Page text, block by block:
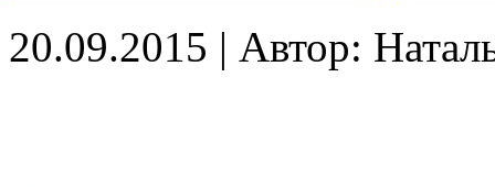
20.09.2015 | Автор: